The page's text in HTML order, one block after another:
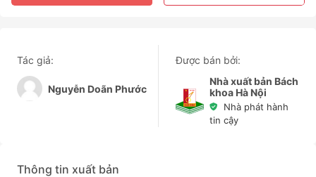
Tác giả:
Nguyễn Doãn Phước
Được bán bởi:
Nhà xuất bản Bách
khoa Hà Nội
Nhà phát hành
tin cậy
Thông tin xuất bản